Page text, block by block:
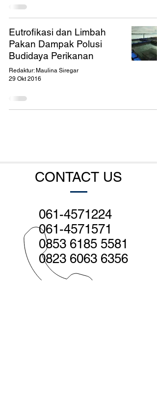
Eutrofikasi dan Limbah
Pakan Dampak Polusi
Budidaya Perikanan
Redaktur: Maulina Siregar
29 Okt 2016
CONTACT US
061-4571224
061-4571571
0853 6185 5581
0823 6063 6356